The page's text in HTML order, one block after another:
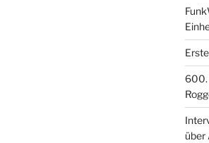
600.
über